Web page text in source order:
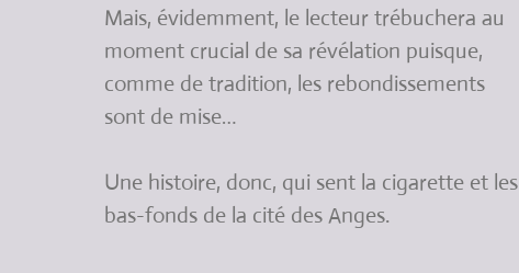
Mais, évidemment, le lecteur trébuchera au
moment crucial de sa révélation puisque,
comme de tradition, les rebondissements
sont de mise…
Une histoire, donc, qui sent la cigarette et les
bas-fonds de la cité des Anges.